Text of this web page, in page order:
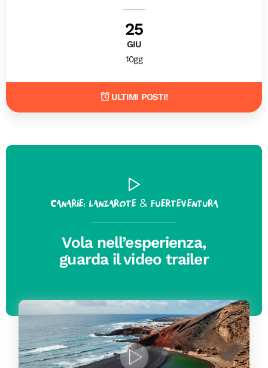
25
GIU
10gg
ULTIMI POSTI!
Canarie: Lanzarote & Fuerteventura
Vola nell’esperienza,
guarda il video trailer